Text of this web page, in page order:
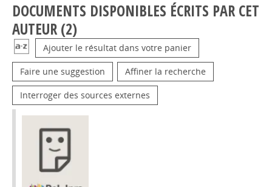
DOCUMENTS DISPONIBLES ÉCRITS PAR CET
AUTEUR (2)
Ajouter le résultat dans votre panier
Faire une suggestion Affiner la recherche
Interroger des sources externes